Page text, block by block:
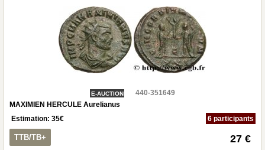
E-AUCTION
440-351649
MAXIMIEN HERCULE Aurelianus
Estimation: 35€ 6 participants
TTB/TB+ 27 €